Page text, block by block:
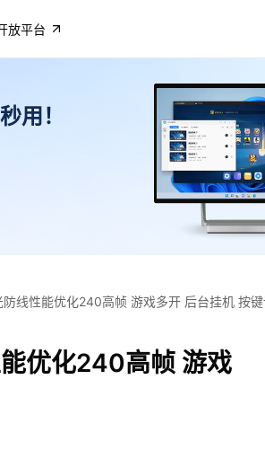
放平台
用！
线性能优化240高帧 游戏多开 后台挂机 按
优化240高帧 游戏